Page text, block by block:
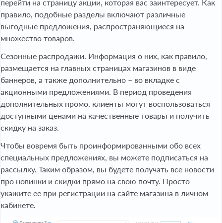
перейти на страницу акции, которая вас заинтересует. Как
правило, подобные разделы включают различные
выгодные предложения, распространяющиеся на
множество товаров.
Сезонные распродажи. Информация о них, как правило,
размещается на главных страницах магазинов в виде
баннеров, а также дополнительно – во вкладке с
акционными предложениями. В период проведения
дополнительных промо, клиенты могут воспользоваться
доступными ценами на качественные товары и получить
скидку на заказ.
Чтобы вовремя быть проинформированными обо всех
специальных предложениях, вы можете подписаться на
рассылку. Таким образом, вы будете получать все новости
про новинки и скидки прямо на свою почту. Просто
укажите ее при регистрации на сайте магазина в личном
кабинете.